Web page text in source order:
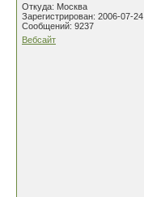
Откуда: Москва
Зарегистрирован: 2006-07-24
Сообщений: 9237
Вебсайт